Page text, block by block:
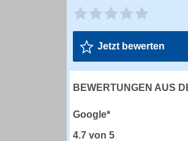
Jetzt bewerten
BEWERTUNGEN AUS
Google*
4.7 von 5